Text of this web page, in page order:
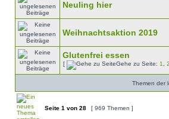
Neuling hier
Weihnachtsaktion 2019
Glutenfrei essen
[ Gehe zu Seite: 1 2
Themen der
Seite 1 von 28 [ 969 Themen ]